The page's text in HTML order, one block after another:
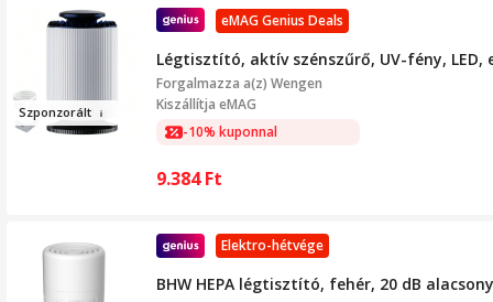
Szponzorált
eMAG Genius Deals
Légtisztító, aktív szénszűrő, UV-fény,
Forgalmazza a(z) Wengen
Kiszállítja eMAG
-10% kuponnal
9.384Ft
Elektro-hétvége
BHW HEPA légtisztító, fehér, 20 dB